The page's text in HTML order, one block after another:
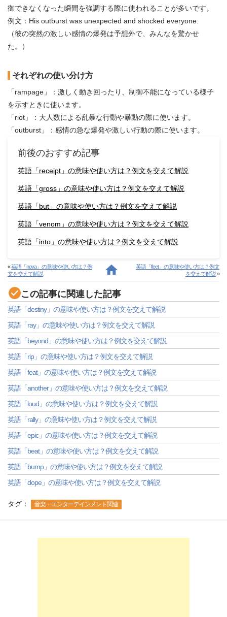
御できなくなった瞬間を強調する際に使われることが多いです。
例文：His outburst was unexpected and shocked everyone.
（彼の突然の激しい感情の爆発は予想外で、みんなを驚かせ
た。）
それぞれの使い分け方
「rampage」：激しく動き回ったり、制御不能になっている様子
を示すときに使います。
「riot」：大人数による乱暴な行動や暴動の際に使います。
「outburst」：感情の急な爆発や激しい行動の際に使います。
前後のおすすめ記事
英語「receipt」の意味や使い方は？例文を交えて解説
英語「gross」の意味や使い方は？例文を交えて解説
英語「but」の意味や使い方は？例文を交えて解説
英語「venom」の意味や使い方は？例文を交えて解説
英語「into」の意味や使い方は？例文を交えて解説
«英語「nova」の意味や使い方は？例
文を交えて解説
英語「fleet」の意味や使い方は？例文
を交えて解説»
この記事に関連した記事
英語「destiny」の意味や使い方は？例文を交えて解説
英語「ray」の意味や使い方は？例文を交えて解説
英語「beyond」の意味や使い方は？例文を交えて解説
英語「rip」の意味や使い方は？例文を交えて解説
英語「feat」の意味や使い方は？例文を交えて解説
英語「another」の意味や使い方は？例文を交えて解説
英語「loud」の意味や使い方は？例文を交えて解説
英語「rally」の意味や使い方は？例文を交えて解説
英語「epic」の意味や使い方は？例文を交えて解説
英語「beat」の意味や使い方は？例文を交えて解説
英語「bump」の意味や使い方は？例文を交えて解説
英語「dope」の意味や使い方は？例文を交えて解説
タグ： 音楽・エンターテインメント関連